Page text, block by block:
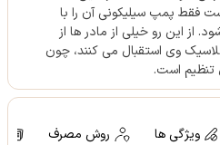
فقط پمپ سیلیکونی آن را با
از این رو خیلی از مادر ها از
وی استقبال می کنند، چون
است.
ویژگی ها روش مصرف